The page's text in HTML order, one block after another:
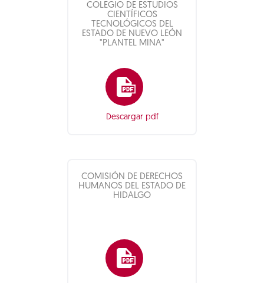
COLEGIO DE ESTUDIOS
CIENTÍFICOS
TECNOLÓGICOS DEL
ESTADO DE NUEVO LEÓN
"PLANTEL MINA"
Descargar pdf
COMISIÓN DE DERECHOS
HUMANOS DEL ESTADO DE
HIDALGO